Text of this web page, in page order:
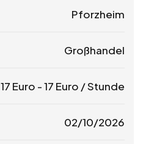
Pforzheim
Großhandel
17 Euro -17 Euro / Stunde
02/10/2026